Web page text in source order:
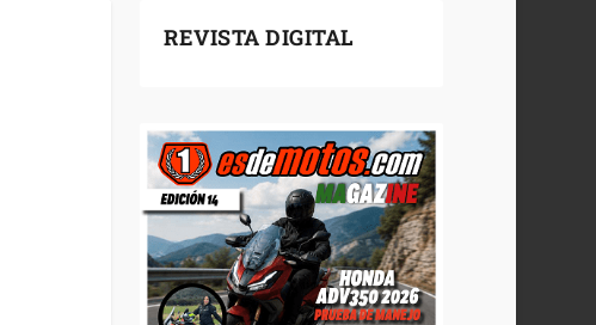
REVISTA DIGITAL